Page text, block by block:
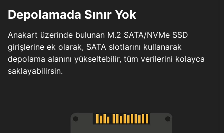
Depolamada Sınır Yok
Anakart üzerinde bulunan M.2 SATA/NVMe SSD
girişlerine ek olarak, SATA slotlarını kullanarak
depolama alanını yükseltebilir, tüm verilerini kolayca
saklayabilirsin.